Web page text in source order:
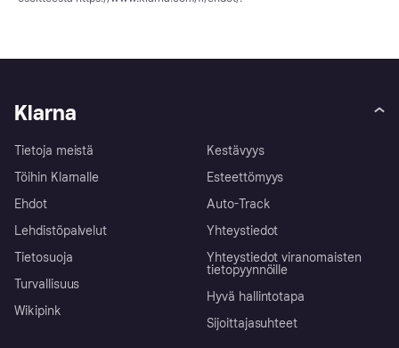
Klarna
Tietoja meistä
Töihin Klarnalle
Ehdot
Lehdistöpalvelut
Tietosuoja
Turvallisuus
Wikipink
Kestävyys
Esteettömyys
Auto-Track
Yhteystiedot
Yhteystiedot viranomaisten
tietopyynnöille
Hyvä hallintotapa
Sijoittajasuhteet